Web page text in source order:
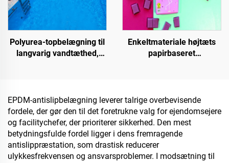
Polyurea-topbelægning til
langvarig vandtæthed,
Enkeltmateriale højtæts
papirbaseret
nødder, chokolade,
bagværk og krydderier
EPDM-antislipbelægning leverer talrige overbevisende
fordele, der gør den til det foretrukne valg for ejendomsejere
og facilitychefer, der prioriterer sikkerhed. Den mest
betydningsfulde fordel ligger i dens fremragende
antislippræstation, som drastisk reducerer
ulykkesfrekvensen og ansvarsproblemer. I modsætning til